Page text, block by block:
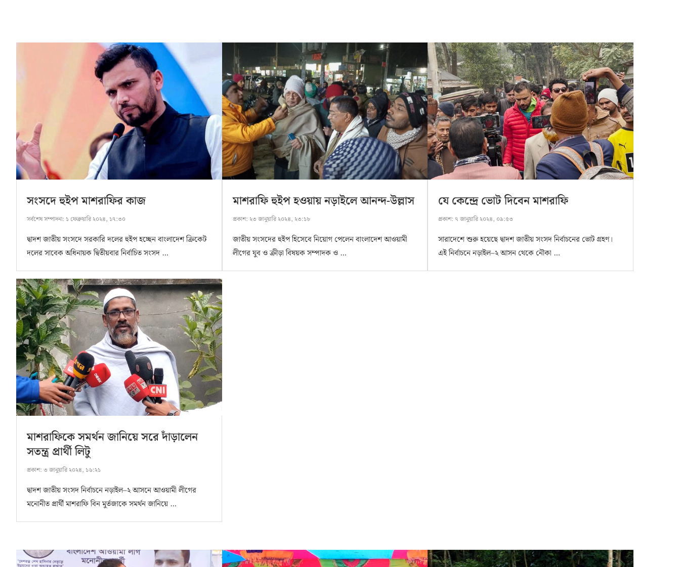
সংসদে হুইপ মাশরাফির কাজ
সর্বশেষ সম্পাদনা: ১ ফেব্রুয়ারি ২০২৪, ১৭:৩০
দ্বাদশ জাতীয় সংসদে সরকারি দলের হুইপ হচ্ছেন বাংলাদেশ ক্রিকেট
দলের সাবেক অধিনায়ক দ্বিতীয়বার নির্বাচিত সংসদ …
মাশরাফি হুইপ হওয়ায় নড়াইলে আনন্দ-উল্লাস
প্রকাশ: ২৩ জানুয়ারি ২০২৪, ২৩:১৮
জাতীয় সংসদের হুইপ হিসেবে নিয়োগ পেলেন বাংলাদেশ আওয়ামী
লীগের যুব ও ক্রীড়া বিষয়ক সম্পাদক ও …
যে কেন্দ্রে ভোট দিবেন মাশরাফি
প্রকাশ: ৭ জানুয়ারি ২০২৪, ০৯:৫৩
সারাদেশে শুরু হয়েছে দ্বাদশ জাতীয় সংসদ নির্বাচনের ভোট গ্রহণ।
এই নির্বাচনে নড়াইল–২ আসন থেকে নৌকা …
মাশরাফিকে সমর্থন জানিয়ে সরে দাঁড়ালেন
সতন্ত্র প্রার্থী লিটু
প্রকাশ: ৩ জানুয়ারি ২০২৪, ১৬:২১
দ্বাদশ জাতীয় সংসদ নির্বাচনে নড়াইল–২ আসনে আওয়ামী লীগের
মনোনীত প্রার্থী মাশরাফি বিন মুর্তজাকে সমর্থন জানিয়ে …